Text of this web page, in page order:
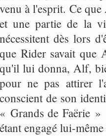
venu à l'esprit. Ce
et une partie de la
nécessitent dès lors
que Rider savait que
qu'il lui donna, Alf,
pour ne pas attirer
conscient de son
« Grands de Faërie »
étant engagé lui-